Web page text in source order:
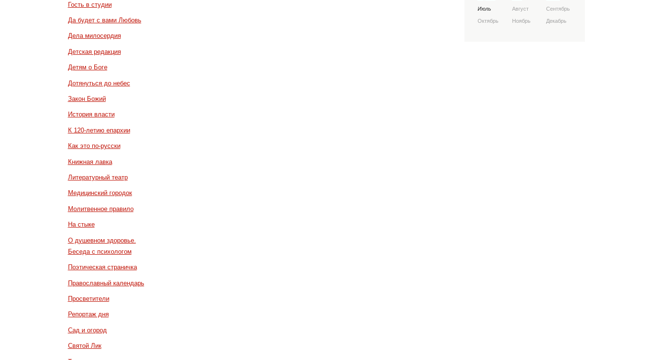
Гость в студии
Да будет с вами Любовь
Дела милосердия
Детская редакция
Детям о Боге
Дотянуться до небес
Закон Божий
История власти
К 120-летию епархии
Как это по-русски
Книжная лавка
Литературный театр
Медицинский городок
Молитвенное правило
На стыке
О душевном здоровье.
Беседа с психологом
Поэтическая страничка
Православный календарь
Просветители
Репортаж дня
Сад и огород
Святой Лик
Июль Август Сентябрь
Октябрь Ноябрь Декабрь